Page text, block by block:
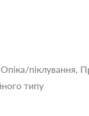
піклування,
типу